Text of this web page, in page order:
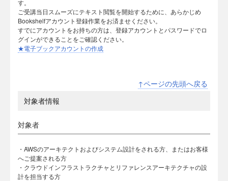
す。
ご受講当日スムーズにテキスト閲覧を開始するために、あらかじめ
Bookshelfアカウント登録作業をお済ませください。
すでにアカウントをお持ちの方は、登録アカウントとパスワードでロ
グインができることをご確認ください。
★電子ブックアカウントの作成
↑ページの先頭へ戻る
対象者情報
対象者
・AWSのアーキテクトおよびシステム設計をされる方、またはお客様
へご提案される方
・クラウドインフラストラクチャとリファレンスアーキテクチャの設
計を担当する方